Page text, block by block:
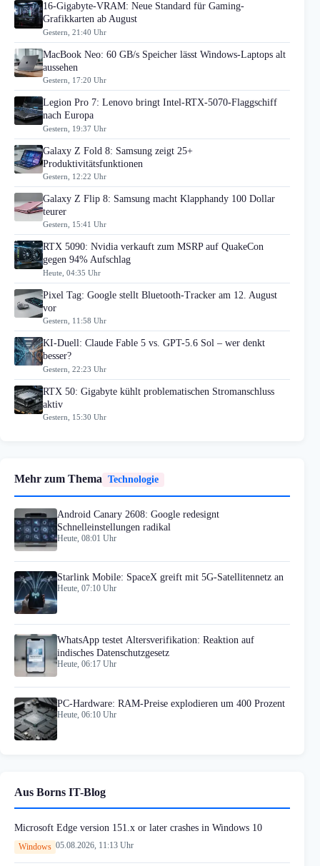
16-Gigabyte-VRAM: Neue Standard für Gaming-
Grafikkarten ab August
Gestern, 21:40 Uhr
MacBook Neo: 60 GB/s Speicher lässt Windows-Laptops alt
aussehen
Gestern, 17:20 Uhr
Legion Pro 7: Lenovo bringt Intel-RTX-5070-Flaggschiff
nach Europa
Gestern, 19:37 Uhr
Galaxy Z Fold 8: Samsung zeigt 25+
Produktivitätsfunktionen
Gestern, 12:22 Uhr
Galaxy Z Flip 8: Samsung macht Klapphandy 100 Dollar
teurer
Gestern, 15:41 Uhr
RTX 5090: Nvidia verkauft zum MSRP auf QuakeCon
gegen 94% Aufschlag
Heute, 04:35 Uhr
Pixel Tag: Google stellt Bluetooth-Tracker am 12. August
vor
Gestern, 11:58 Uhr
KI-Duell: Claude Fable 5 vs. GPT-5.6 Sol – wer denkt
besser?
Gestern, 22:23 Uhr
RTX 50: Gigabyte kühlt problematischen Stromanschluss
aktiv
Gestern, 15:30 Uhr
Mehr zum Thema Technologie
Android Canary 2608: Google redesignt
Schnelleinstellungen radikal
Heute, 08:01 Uhr
Starlink Mobile: SpaceX greift mit 5G-Satellitennetz an
Heute, 07:10 Uhr
WhatsApp testet Altersverifikation: Reaktion auf
indisches Datenschutzgesetz
Heute, 06:17 Uhr
PC-Hardware: RAM-Preise explodieren um 400 Prozent
Heute, 06:10 Uhr
Aus Borns IT-Blog
Microsoft Edge version 151.x or later crashes in Windows 10
Windows 05.08.2026, 11:13 Uhr